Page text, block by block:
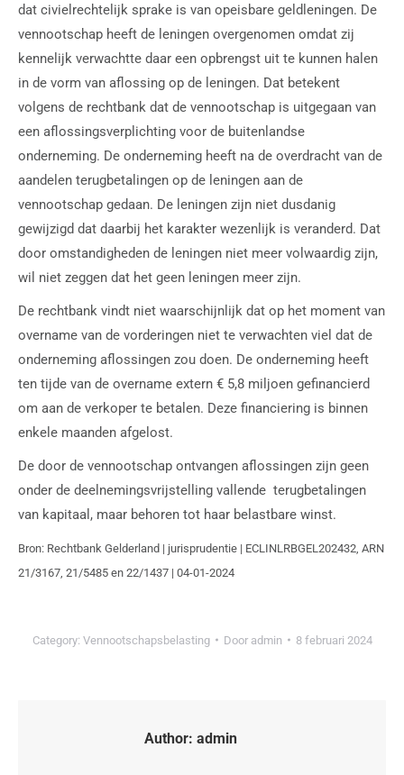
dat civielrechtelijk sprake is van opeisbare geldleningen. De
vennootschap heeft de leningen overgenomen omdat zij
kennelijk verwachtte daar een opbrengst uit te kunnen halen
in de vorm van aflossing op de leningen. Dat betekent
volgens de rechtbank dat de vennootschap is uitgegaan van
een aflossingsverplichting voor de buitenlandse
onderneming. De onderneming heeft na de overdracht van de
aandelen terugbetalingen op de leningen aan de
vennootschap gedaan. De leningen zijn niet dusdanig
gewijzigd dat daarbij het karakter wezenlijk is veranderd. Dat
door omstandigheden de leningen niet meer volwaardig zijn,
wil niet zeggen dat het geen leningen meer zijn.
De rechtbank vindt niet waarschijnlijk dat op het moment van
overname van de vorderingen niet te verwachten viel dat de
onderneming aflossingen zou doen. De onderneming heeft
ten tijde van de overname extern € 5,8 miljoen gefinancierd
om aan de verkoper te betalen. Deze financiering is binnen
enkele maanden afgelost.
De door de vennootschap ontvangen aflossingen zijn geen
onder de deelnemingsvrijstelling vallende terugbetalingen
van kapitaal, maar behoren tot haar belastbare winst.
Bron: Rechtbank Gelderland | jurisprudentie | ECLINLRBGEL202432, ARN
21/3167, 21/5485 en 22/1437 | 04-01-2024
Category: Vennootschapsbelasting Door admin 8 februari 2024
Author: admin